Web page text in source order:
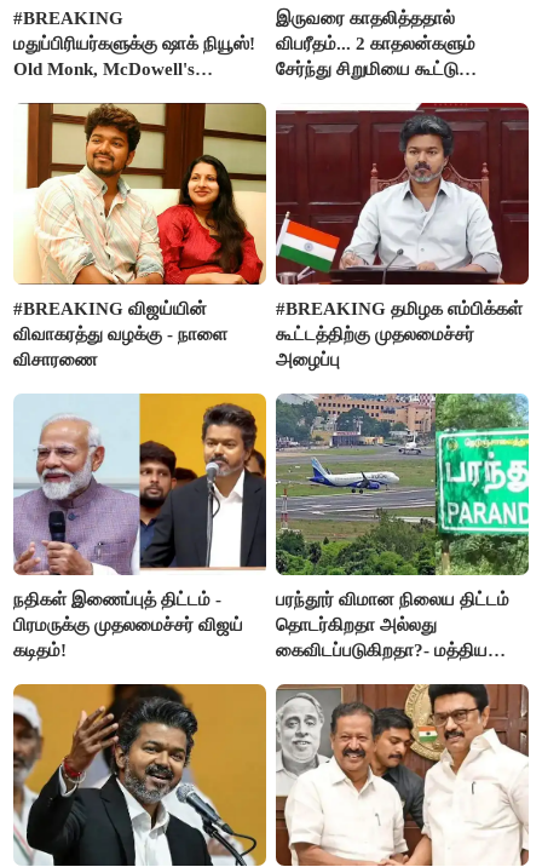
#BREAKING
மதுப்பிரியர்களுக்கு ஷாக் நியூஸ்!
Old Monk, McDowell's
FSSAI தடை
இருவரை காதலித்ததால்
விபரீதம்... 2 காதலன்களும்
சேர்ந்து சிறுமியை கூட்டு
செய்த கொடூரம்
#BREAKING விஜய்யின்
விவாகரத்து வழக்கு - நாளை
விசாரணை
#BREAKING தமிழக எம்பிக்கள்
கூட்டத்திற்கு முதலமைச்சர்
அழைப்பு
நதிகள் இணைப்புத் திட்டம் -
பிரமருக்கு முதலமைச்சர் விஜய்
கடிதம்!
பரந்தூர் விமான நிலைய திட்டம்
தொடர்கிறதா அல்லது
கைவிடப்படுகிறதா?- மத்திய